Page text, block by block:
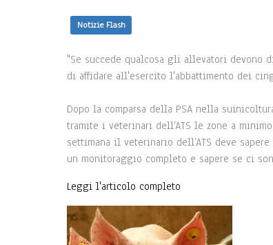
Notizie Flash
"Se succede qualcosa gli allevatori
di affidare all'esercito l'abbattimento dei
Dopo la comparsa della PSA nella
tramite i veterinari dell’ATS le zone a
settimana il veterinario dell’ATS deve
un monitoraggio completo e sapere se ci
Leggi l'articolo completo